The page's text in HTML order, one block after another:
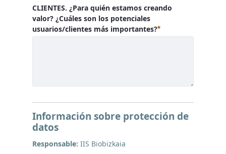
CLIENTES. ¿Para quién estamos creando
valor? ¿Cuáles son los potenciales
usuarios/clientes más importantes? Requerido
Información sobre protección de
datos
Responsable: IIS Biobizkaia